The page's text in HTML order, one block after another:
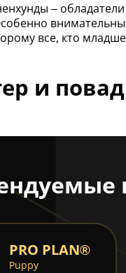
–
все, кто
и
PRO PLAN®
Puppy